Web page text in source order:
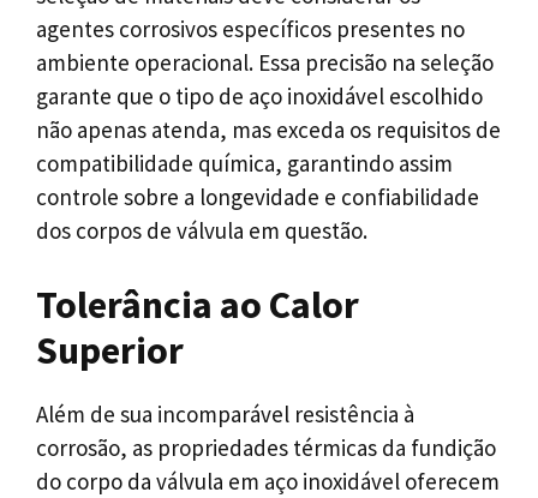
agentes corrosivos específicos presentes no
ambiente operacional. Essa precisão na seleção
garante que o tipo de aço inoxidável escolhido
não apenas atenda, mas exceda os requisitos de
compatibilidade química, garantindo assim
controle sobre a longevidade e confiabilidade
dos corpos de válvula em questão.
Tolerância ao Calor
Superior
Além de sua incomparável resistência à
corrosão, as propriedades térmicas da fundição
do corpo da válvula em aço inoxidável oferecem